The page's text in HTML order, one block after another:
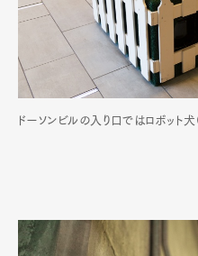
ドーソンビルの入り口ではロボット犬